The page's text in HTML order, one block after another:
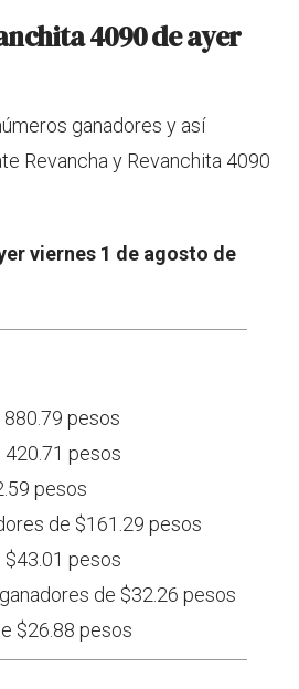
4090 de ayer
ganadores y así
Revancha y Revanchita 4090
viernes 1 de agosto de
pesos
420.71 pesos
pesos
de $161.29 pesos
$43.01 pesos
de $32.26 pesos
$26.88 pesos